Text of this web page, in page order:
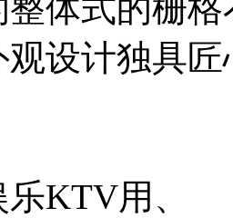
体式的栅
观设计独具
KTV用、